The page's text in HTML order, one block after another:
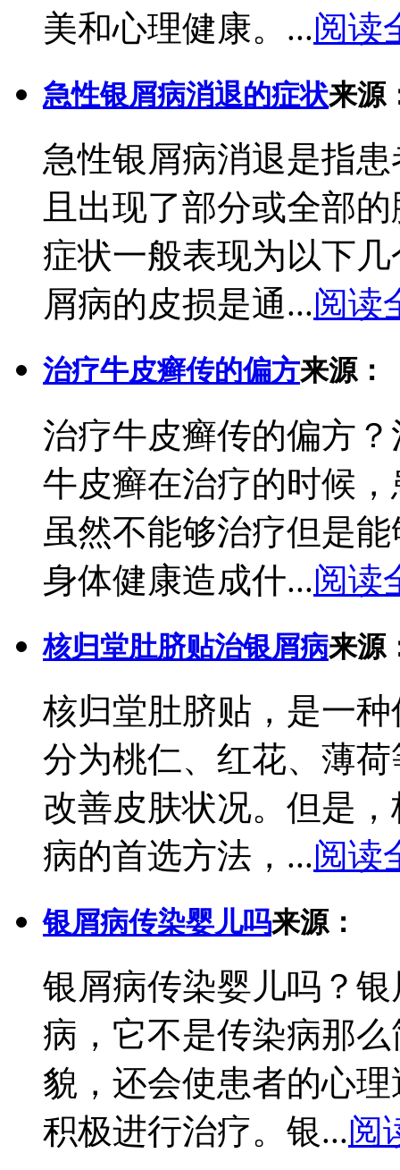
美和心理健康。...阅读
急性银屑病消退的症状来源
急性银屑病消退是指
且出现了部分或全部
症状一般表现为以下
屑病的皮损是通...阅读
治疗牛皮癣传的偏方来源：
治疗牛皮癣传的偏方
牛皮癣在治疗的时候
虽然不能够治疗但是
身体健康造成什...阅读
核归堂肚脐贴治银屑病来源
核归堂肚脐贴，是一
分为桃仁、红花、薄
改善皮肤状况。但是
病的首选方法，...阅读
银屑病传染婴儿吗来源：
银屑病传染婴儿吗？
病，它不是传染病那
貌，还会使患者的心
积极进行治疗。银...阅